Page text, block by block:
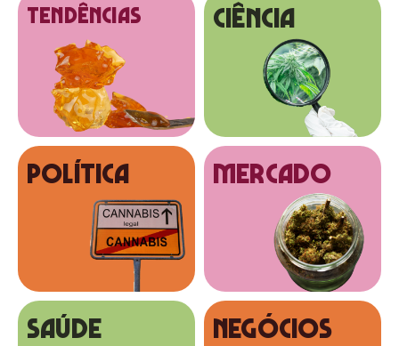
tendências Ciência
Política MERCADO
SAÚDE NEGÓCIOS